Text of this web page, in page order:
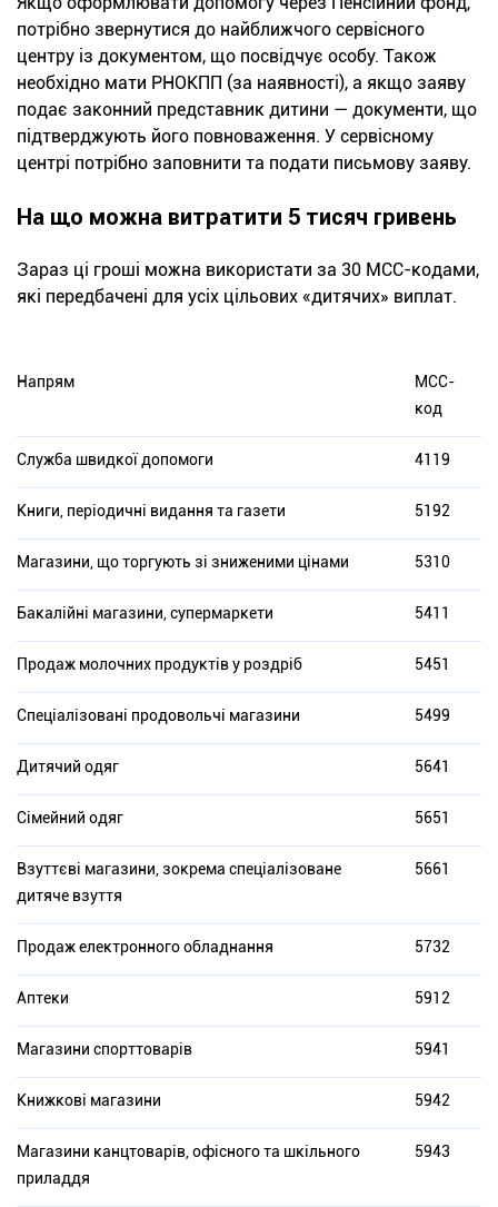
потрібно звернутися до найближчого сервісного
центру із документом, що посвідчує особу. Також
необхідно мати РНОКПП (за наявності), а якщо заяву
подає законний представник дитини — документи, що
підтверджують його повноваження. У сервісному
центрі потрібно заповнити та подати письмову заяву.
На що можна витратити 5 тисяч гривень
Зараз ці гроші можна використати за 30 МСС-кодами,
які передбачені для усіх цільових «дитячих» виплат.
Напрям
МСС-
код
Служба швидкої допомоги 4119
Книги, періодичні видання та газети 5192
Магазини, що торгують зі зниженими цінами 5310
Бакалійні магазини, супермаркети 5411
Продаж молочних продуктів у роздріб 5451
Спеціалізовані продовольчі магазини 5499
Дитячий одяг 5641
Сімейний одяг 5651
Взуттєві магазини, зокрема спеціалізоване
дитяче взуття
5661
Продаж електронного обладнання 5732
Аптеки 5912
Магазини спорттоварів 5941
Книжкові магазини 5942
Магазини канцтоварів, офісного та шкільного
приладдя
5943